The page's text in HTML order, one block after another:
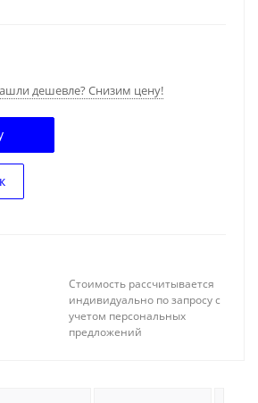
дешевле? Снизим цену!
Стоимость рассчитывается
индивидуально по запросу с
учетом персональных
предложений